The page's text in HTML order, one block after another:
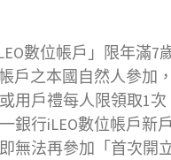
數位帳戶」限年滿7
戶之本國自然人參加
用戶禮每人限領取1次
銀行iLEO數位帳戶新
無法再參加「首次開